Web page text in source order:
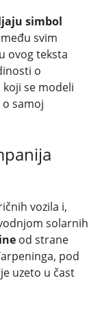
simbol
svim
ovog teksta
o
koji se modeli
samoj
vozila i,
solarnih
od strane
pod
uzeto u čast